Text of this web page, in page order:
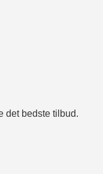
det bedste tilbud.